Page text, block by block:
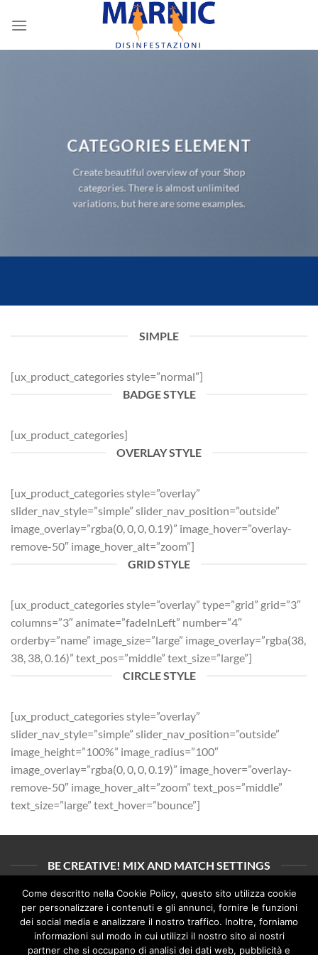
CATEGORIES ELEMENT
Create beautiful overview of your Shop
categories. There is almost unlimited
variations, but here are some examples.
SIMPLE
[ux_product_categories style=”normal”]
BADGE STYLE
[ux_product_categories]
OVERLAY STYLE
[ux_product_categories style=”overlay”
slider_nav_style=”simple” slider_nav_position=”outside”
image_overlay=”rgba(0, 0, 0, 0.19)” image_hover=”overlay-
remove-50″ image_hover_alt=”zoom”]
GRID STYLE
[ux_product_categories style=”overlay” type=”grid” grid=”3″
columns=”3″ animate=”fadeInLeft” number=”4″
orderby=”name” image_size=”large” image_overlay=”rgba(38,
38, 38, 0.16)” text_pos=”middle” text_size=”large”]
CIRCLE STYLE
[ux_product_categories style=”overlay”
slider_nav_style=”simple” slider_nav_position=”outside”
image_height=”100%” image_radius=”100″
image_overlay=”rgba(0, 0, 0, 0.19)” image_hover=”overlay-
remove-50″ image_hover_alt=”zoom” text_pos=”middle”
text_size=”large” text_hover=”bounce”]
BE CREATIVE! MIX AND MATCH SETTINGS
[ux_product_categories style=”overlay” type=”grid” grid=”13″
col_spacing=”small” columns=”3″ depth_hover=”5″
animate=”fadeInLeft” number=”5″ orderby=”name”
Come descritto nella Cookie Policy, questo sito utilizza cookie
per personalizzare i contenuti e gli annunci, fornire le funzioni
dei social media e analizzare il nostro traffico. Inoltre, forniamo
informazioni sul modo in cui utilizzi il nostro sito ai nostri
partner che si occupano di analisi dei dati web, pubblicità e